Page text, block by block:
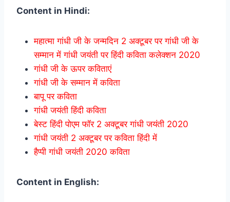
Content in Hindi:
महात्मा गांधी जी के जन्मदिन 2 अक्टूबर पर गांधी जी के
सम्मान में गांधी जयंती पर हिंदी कविता कलेक्शन 2020
गांधी जी के ऊपर कविताएं
गांधी जी के सम्मान में कविता
बापू पर कविता
गांधी जयंती हिंदी कविता
बेस्ट हिंदी पोएम फॉर 2 अक्टूबर गांधी जयंती 2020
गांधी जयंती 2 अक्टूबर पर कविता हिंदी में
हैप्पी गांधी जयंती 2020 कविता
Content in English: